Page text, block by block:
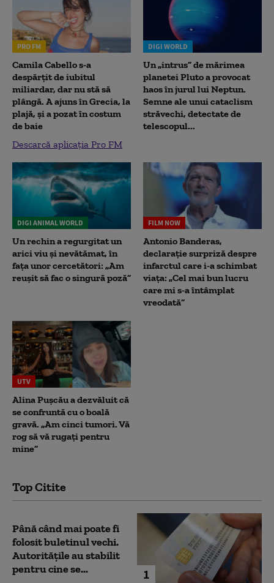
PRO FM
Camila Cabello s-a
despărțit de iubitul
miliardar, dar nu stă să
plângă. A ajuns în Grecia, la
plajă, și a pozat în costum
de baie
Descarcă aplicația Pro FM
DIGI WORLD
Un „intrus” de mărimea
planetei Pluto a provocat
haos în jurul lui Neptun.
Semne ale unui cataclism
străvechi, detectate de
telescopul...
DIGI ANIMAL WORLD
Un rechin a regurgitat un
arici viu și nevătămat, în
fața unor cercetători: „Am
reușit să fac o singură poză”
FILM NOW
Antonio Banderas,
declarație surpriză despre
infarctul care i-a schimbat
viața: „Cel mai bun lucru
care mi s-a întâmplat
vreodată”
UTV
Alina Pușcău a dezvăluit că
se confruntă cu o boală
gravă. „Am cinci tumori. Vă
rog să vă rugați pentru
mine”
Top Citite
1
Până când mai poate fi
folosit buletinul vechi.
Autoritățile au stabilit
pentru cine se...